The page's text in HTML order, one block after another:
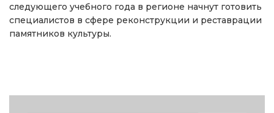
следующего учебного года в регионе начнут готовить
специалистов в сфере реконструкции и реставрации
памятников культуры.